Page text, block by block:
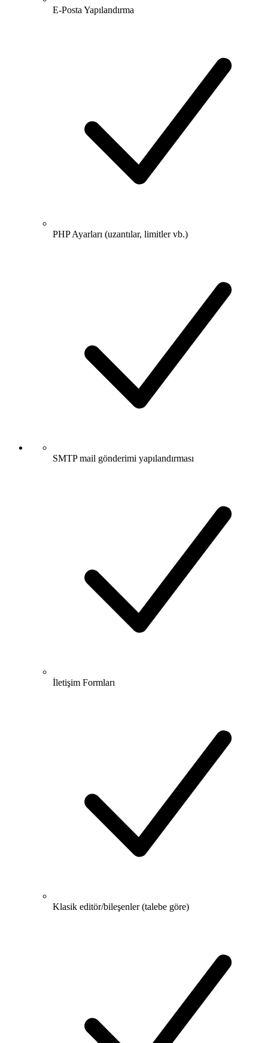
E-Posta Yapılandırma
PHP Ayarları (uzantılar, limitler vb.)
SMTP mail gönderimi yapılandırması
İletişim Formları
Klasik editör/bileşenler (talebe göre)